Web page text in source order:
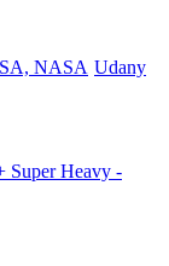
Udany